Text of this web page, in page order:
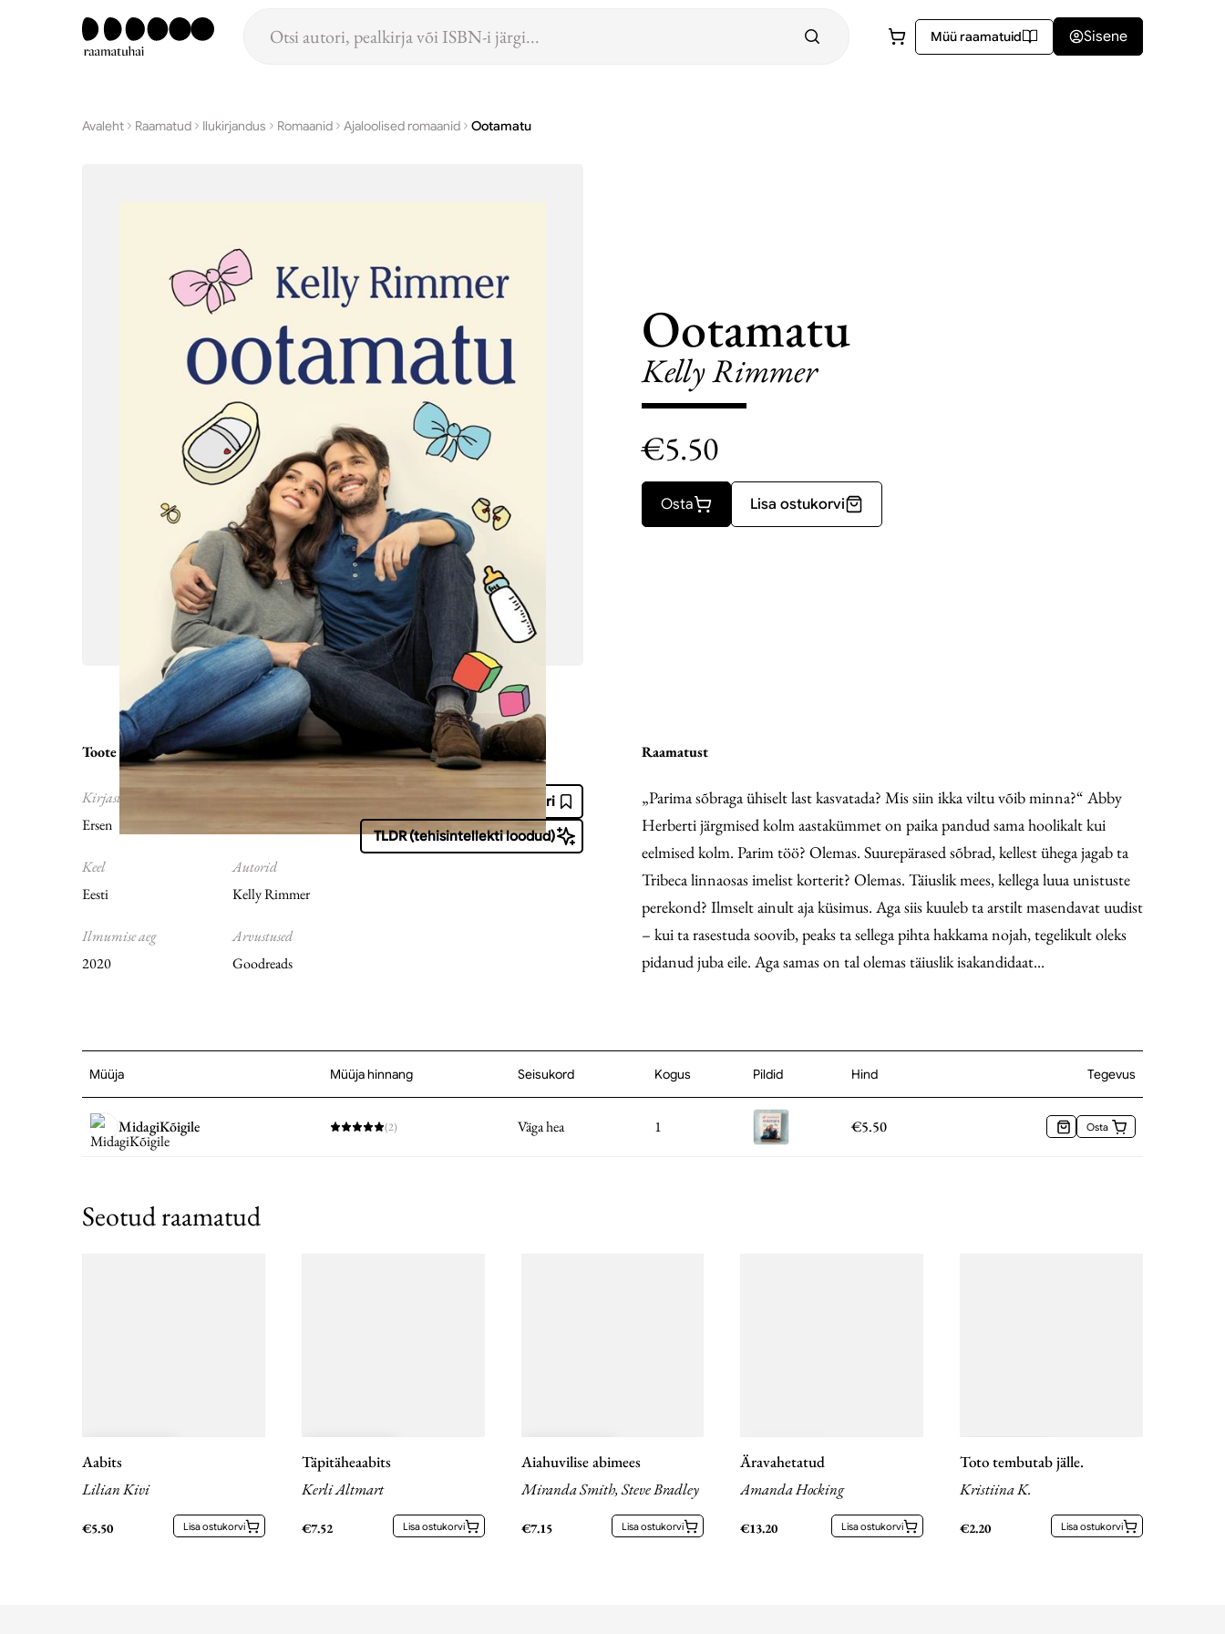
Hüppa põhisisu juurde
Müü raamatuid Sisene
Avaleht Raamatud Ilukirjandus Romaanid Ajaloolised romaanid Ootamatu
Ootamatu
Kelly Rimmer
€5.50
Osta Lisa ostukorvi
Toote detailid
Kirjastus
Ersen
Keel
Eesti
Ilmumise aeg
2020
ISBN
9789949826940
Autorid
Kelly Rimmer
Arvustused
Goodreads
Soovinimekiri
TLDR (tehisintellekti loodud)
Raamatust
„Parima sõbraga ühiselt last kasvatada? Mis siin ikka viltu võib minna?“ Abby
Herberti järgmised kolm aastakümmet on paika pandud sama hoolikalt kui
eelmised kolm. Parim töö? Olemas. Suurepärased sõbrad, kellest ühega jagab ta
Tribeca linnaosas imelist korterit? Olemas. Täiuslik mees, kellega luua unistuste
perekond? Ilmselt ainult aja küsimus. Aga siis kuuleb ta arstilt masendavat uudist
– kui ta rasestuda soovib, peaks ta sellega pihta hakkama nojah, tegelikult oleks
pidanud juba eile. Aga samas on tal olemas täiuslik isakandidaat...
Müüja Müüja hinnang Seisukord Kogus Pildid Hind Tegevus
MidagiKõigile (2) Väga hea 1 €5.50 Osta
Seotud raamatud
Aabits
Lilian Kivi
€5.50 Lisa ostukorvi
Täpitäheaabits
Kerli Altmart
€7.52 Lisa ostukorvi
Aiahuvilise abimees
Miranda Smith, Steve Bradley
€7.15 Lisa ostukorvi
Äravahetatud
Amanda Hocking
€13.20 Lisa ostukorvi
Toto tembutab jälle.
Kristiina K.
€2.20 Lisa ostukorvi